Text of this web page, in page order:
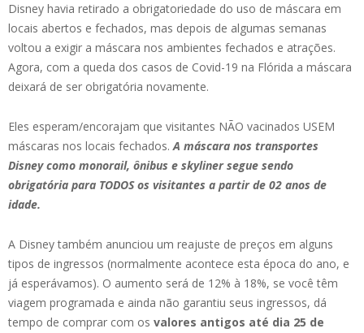
Disney havia retirado a obrigatoriedade do uso de máscara em
locais abertos e fechados, mas depois de algumas semanas
voltou a exigir a máscara nos ambientes fechados e atrações.
Agora, com a queda dos casos de Covid-19 na Flórida a máscara
deixará de ser obrigatória novamente.
Eles esperam/encorajam que visitantes NÃO vacinados USEM
máscaras nos locais fechados.A máscara nos transportes
Disney como monorail, ônibus e skyliner segue sendo
obrigatória para TODOS os visitantes a partir de 02 anos de
idade.
A Disney também anunciou um reajuste de preços em alguns
tipos de ingressos (normalmente acontece esta época do ano, e
já esperávamos). O aumento será de 12% à 18%, se você têm
viagem programada e ainda não garantiu seus ingressos, dá
tempo de comprar com os valores antigos até dia 25 de